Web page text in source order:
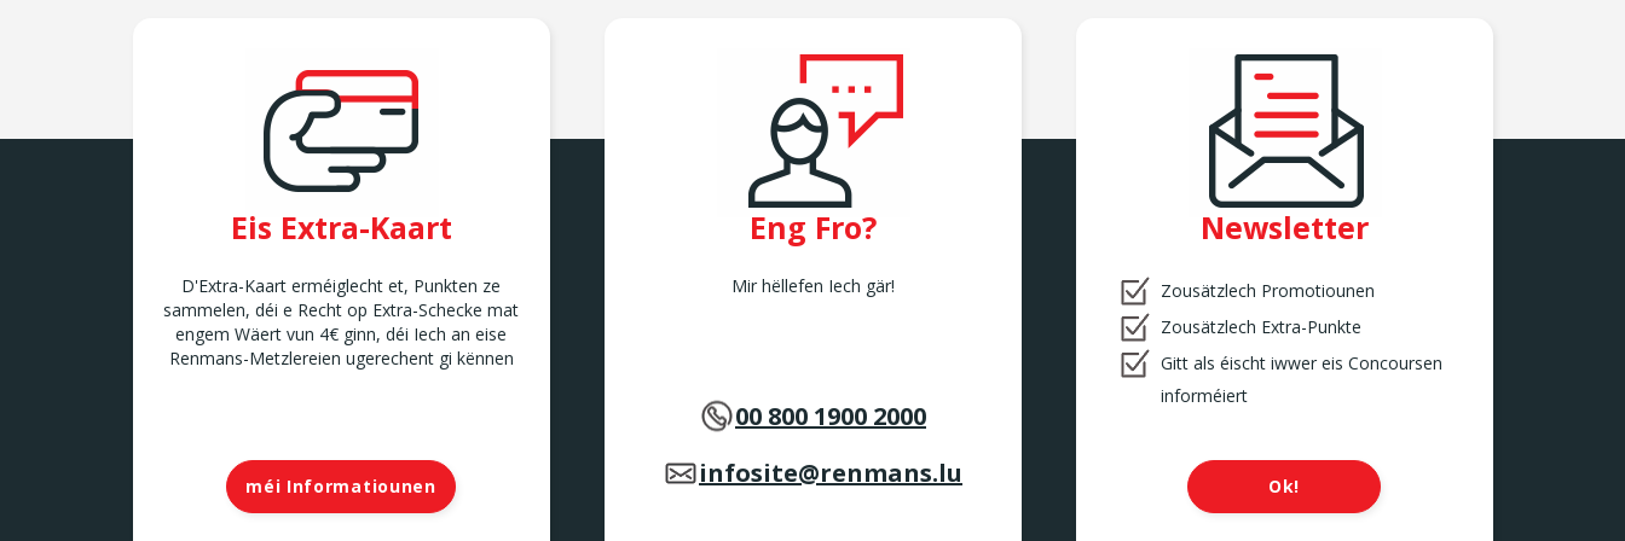
Eis Extra-Kaart
D'Extra-Kaart erméiglecht et, Punkten ze
sammelen, déi e Recht op Extra-Schecke mat
engem Wäert vun 4€ ginn, déi Iech an eise
Renmans-Metzlereien ugerechent gi kënnen
méi Informatiounen
Eng Fro?
Mir hëllefen Iech gär!
00 800 1900 2000
infosite@renmans.lu
Newsletter
Zousätzlech Promotiounen
Zousätzlech Extra-Punkte
Gitt als éischt iwwer eis Concoursen
informéiert
Ok!